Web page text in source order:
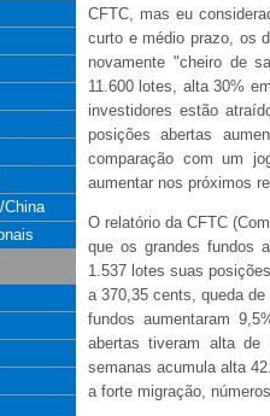
China
CFTC, mas eu
curto e médio prazo, os
novamente "cheiro de
11.600 lotes, alta 30%
investidores estão
posições abertas
comparação com um
aumentar nos
O relatório da CFTC
que os grandes fundos
1.537 lotes suas
a 370,35 cents, queda
fundos aumentaram
abertas tiveram alta de
semanas acumula alta
a forte migração,